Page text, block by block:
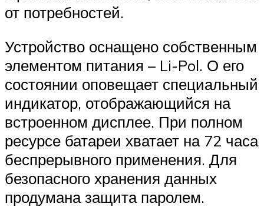
от потребностей.
Устройство оснащено собственным
элементом питания – Li-Pol. О его
состоянии оповещает специальный
индикатор, отображающийся на
встроенном дисплее. При полном
ресурсе батареи хватает на 72 часа
беспрерывного применения. Для
безопасного хранения данных
продумана защита паролем.